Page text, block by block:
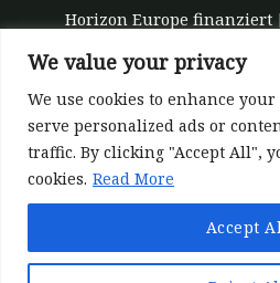
We value your privacy
We use cookies to enhance
serve personalized ads or
traffic. By clicking "Accept All",
cookies. Read More
Accept
Horizon Europe finanziert
©All rights reserved 2022-2026
Designed and Developed by
Datenpolitik